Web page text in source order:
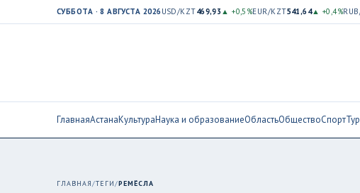
СУББОТА · 8 АВГУСТА 2026 USD/KZT469,93 ▲ +0,5%EUR/KZT541,64▲ +0,4%
ГлавнаяАстанаКультураНаука и образованиеОбластьОбществоСпорт
ГЛАВНАЯ/ТЕГИ/РЕМЁСЛА